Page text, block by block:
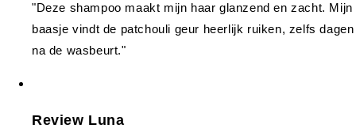
"Deze shampoo maakt mijn haar glanzend en zacht. Mijn
baasje vindt de patchouli geur heerlijk ruiken, zelfs dagen
na de wasbeurt."
Review Luna